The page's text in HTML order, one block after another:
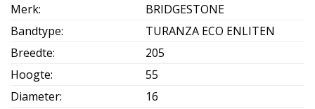
Merk:
BRIDGESTONE
Bandtype:
TURANZA ECO ENLITEN
Breedte:
205
Hoogte:
55
Diameter:
16